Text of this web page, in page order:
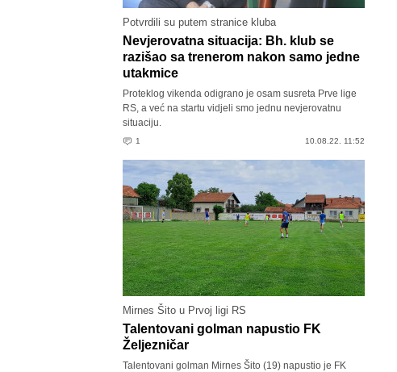
Potvrdili su putem stranice kluba
Nevjerovatna situacija: Bh. klub se
razišao sa trenerom nakon samo jedne
utakmice
Proteklog vikenda odigrano je osam susreta Prve lige
RS, a već na startu vidjeli smo jednu nevjerovatnu
situaciju.
1 10.08.22. 11:52
Mirnes Šito u Prvoj ligi RS
Talentovani golman napustio FK
Željezničar
Talentovani golman Mirnes Šito (19) napustio je FK